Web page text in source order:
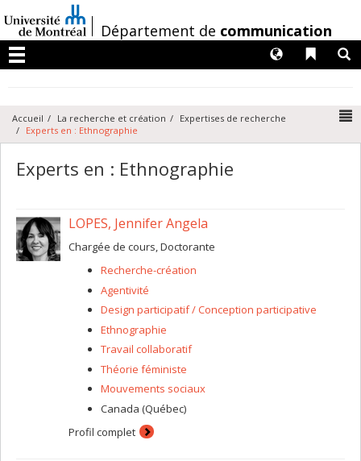
au
contenu
/Département de communication
Menu
Liens
Langues
Accueil La recherche et création
Expertises de recherche
Experts en : Ethnographie
Experts en : Ethnographie
LOPES, Jennifer Angela
Chargée de cours, Doctorante
Recherche-création
Agentivité
Design participatif / Conception participative
Ethnographie
Travail collaboratif
Théorie féministe
Mouvements sociaux
Canada (Québec)
Profil complet